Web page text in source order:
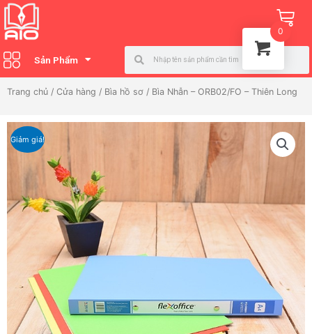
Nhảy
tới
nội
dung
Sản Phẩm
Search
Trang chủ / Cửa hàng / Bìa hồ sơ / Bìa Nhẫn – ORB02/FO – Thiên Long
Giảm giá!
0